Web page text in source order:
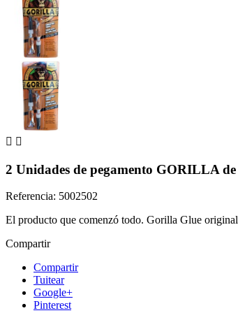
 
2 Unidades de pegamento GORILLA
Referencia: 5002502
El producto que comenzó todo. Gorilla Glue
Compartir
Compartir
Tuitear
Google+
Pinterest